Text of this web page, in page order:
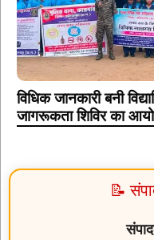
विधिक जानकारी बनी
जागरूकता शिविर का
📝